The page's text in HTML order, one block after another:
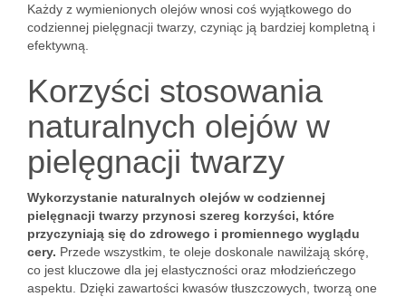
Każdy z wymienionych olejów wnosi coś wyjątkowego do
codziennej pielęgnacji twarzy, czyniąc ją bardziej kompletną i
efektywną.
Korzyści stosowania
naturalnych olejów w
pielęgnacji twarzy
Wykorzystanie naturalnych olejów w codziennej
pielęgnacji twarzy przynosi szereg korzyści, które
przyczyniają się do zdrowego i promiennego wyglądu
cery. Przede wszystkim, te oleje doskonale nawilżają skórę,
co jest kluczowe dla jej elastyczności oraz młodzieńczego
aspektu. Dzięki zawartości kwasów tłuszczowych, tworzą one